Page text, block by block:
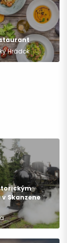
Hrádok
Skanzene